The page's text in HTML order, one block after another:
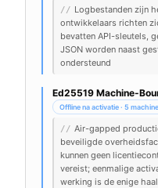
// Logbestanden zijn
ontwikkelaars richten
bevatten API-sleutels,
JSON worden naast
ondersteund
Ed25519 Machine-
Offline na activatie · 5
// Air-gapped
beveiligde
kunnen geen
vereist; eenmalige
werking is de enige